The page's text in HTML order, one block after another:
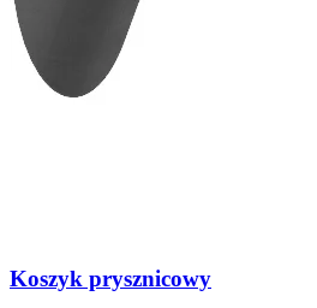
Koszyk prysznicowy